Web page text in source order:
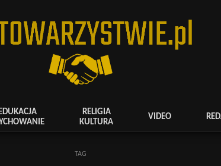
EDUKACJA
RELIGIA
KULTURA
VIDEO
TAG